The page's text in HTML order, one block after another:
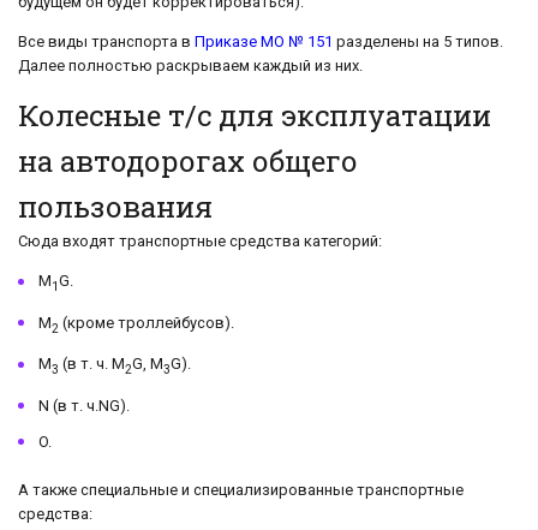
Все виды транспорта в Приказе МО № 151 разделены на 5 типов.
Далее полностью раскрываем каждый из них.
Колесные т/с для эксплуатации
на автодорогах общего
пользования
Сюда входят транспортные средства категорий:
M1G.
M2 (кроме троллейбусов).
M3 (в т. ч. M2G, M3G).
N (в т. ч.NG).
O.
А также специальные и специализированные транспортные
средства: